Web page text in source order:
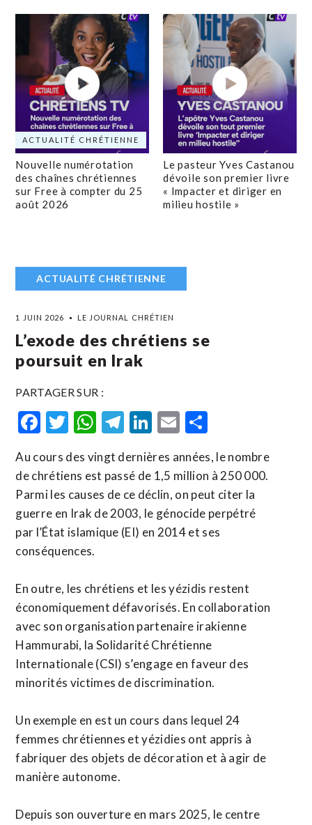
ACTUALITÉ CHRÉTIENNE
Nouvelle numérotation
des chaînes chrétiennes
sur Free à compter du 25
août 2026
Le pasteur Yves Castanou
dévoile son premier livre
« Impacter et diriger en
milieu hostile »
ACTUALITÉ CHRÉTIENNE
1 JUIN 2026 LE JOURNAL CHRÉTIEN
L’exode des chrétiens se
poursuit en Irak
PARTAGER SUR :
Facebook
Twitter
WhatsApp
Telegram
LinkedIn
Email
Au cours des vingt dernières années, le nombre
de chrétiens est passé de 1,5 million à 250 000.
Parmi les causes de ce déclin, on peut citer la
guerre en Irak de 2003, le génocide perpétré
par l’État islamique (EI) en 2014 et ses
conséquences.
En outre, les chrétiens et les yézidis restent
économiquement défavorisés. En collaboration
avec son organisation partenaire irakienne
Hammurabi, la Solidarité Chrétienne
Internationale (CSI) s’engage en faveur des
minorités victimes de discrimination.
Un exemple en est un cours dans lequel 24
femmes chrétiennes et yézidies ont appris à
fabriquer des objets de décoration et à agir de
manière autonome.
Depuis son ouverture en mars 2025, le centre